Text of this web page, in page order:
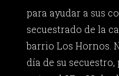
para ayudar a sus
secuestrado de la
barrio Los Hornos.
día de su